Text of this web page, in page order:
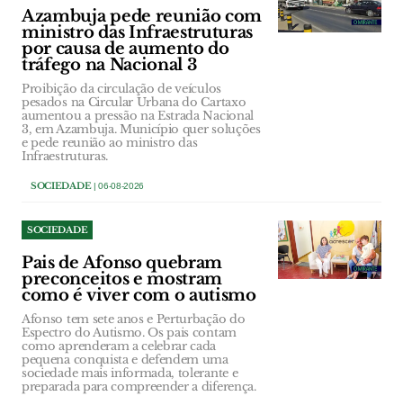
Azambuja pede reunião com
ministro das Infraestruturas
por causa de aumento do
tráfego na Nacional 3
Proibição da circulação de veículos
pesados na Circular Urbana do Cartaxo
aumentou a pressão na Estrada Nacional
3, em Azambuja. Município quer soluções
e pede reunião ao ministro das
Infraestruturas.
SOCIEDADE| 06-08-2026
SOCIEDADE
Pais de Afonso quebram
preconceitos e mostram
como é viver com o autismo
Afonso tem sete anos e Perturbação do
Espectro do Autismo. Os pais contam
como aprenderam a celebrar cada
pequena conquista e defendem uma
sociedade mais informada, tolerante e
preparada para compreender a diferença.